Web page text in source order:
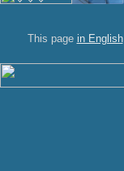
This page in English